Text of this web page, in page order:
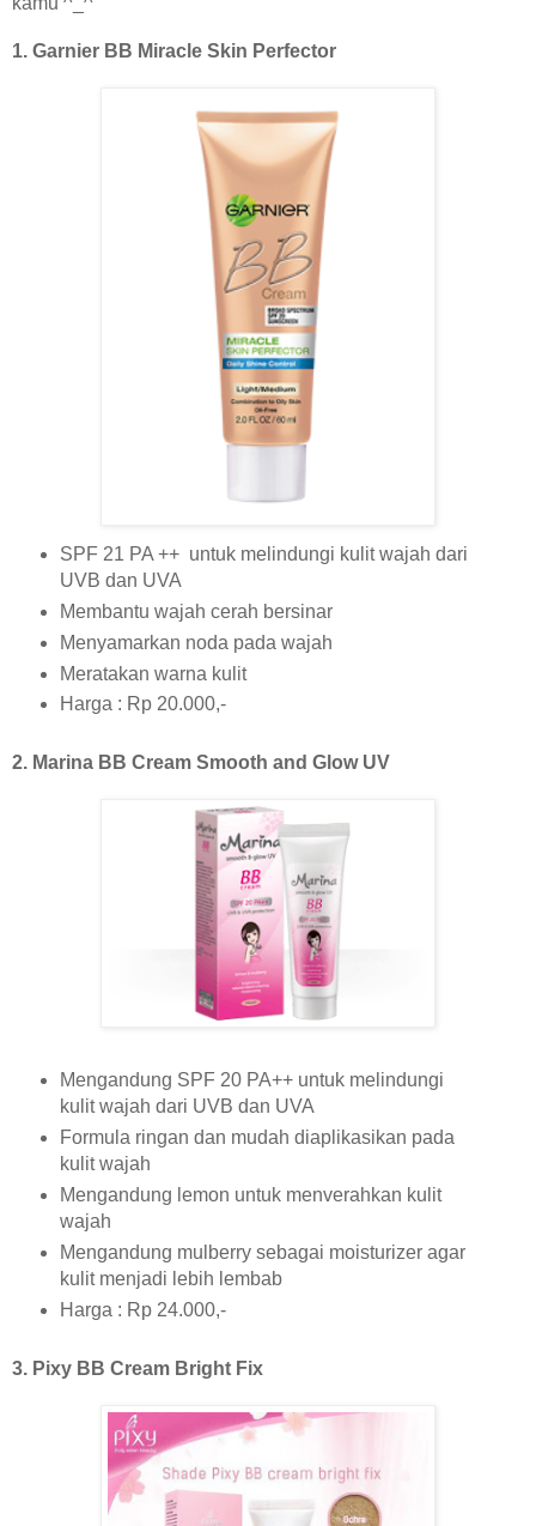
1. Garnier BB Miracle Skin Perfector
SPF 21 PA ++ untuk melindungi kulit wajah dari
UVB dan UVA
Membantu wajah cerah bersinar
Menyamarkan noda pada wajah
Meratakan warna kulit
Harga : Rp 20.000,-
2. Marina BB Cream Smooth and Glow UV
Mengandung SPF 20 PA++ untuk melindungi
kulit wajah dari UVB dan UVA
Formula ringan dan mudah diaplikasikan pada
kulit wajah
Mengandung lemon untuk menverahkan kulit
wajah
Mengandung mulberry sebagai moisturizer agar
kulit menjadi lebih lembab
Harga : Rp 24.000,-
3. Pixy BB Cream Bright Fix